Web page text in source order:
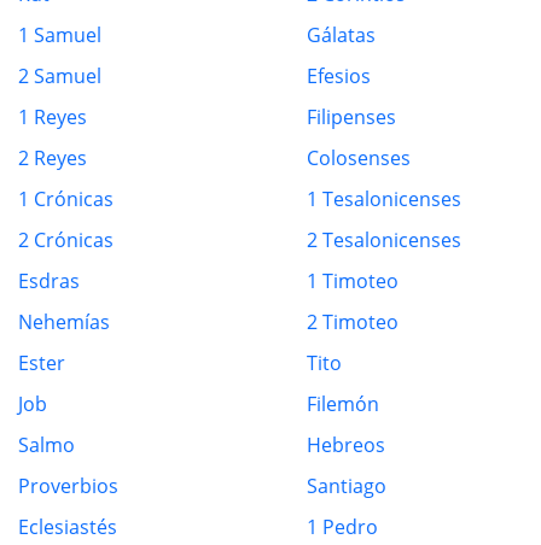
1 Samuel
2 Samuel
1 Reyes
2 Reyes
1 Crónicas
2 Crónicas
Esdras
Nehemías
Ester
Job
Salmo
Proverbios
Eclesiastés
Gálatas
Efesios
Filipenses
Colosenses
1 Tesalonicenses
2 Tesalonicenses
1 Timoteo
2 Timoteo
Tito
Filemón
Hebreos
Santiago
1 Pedro